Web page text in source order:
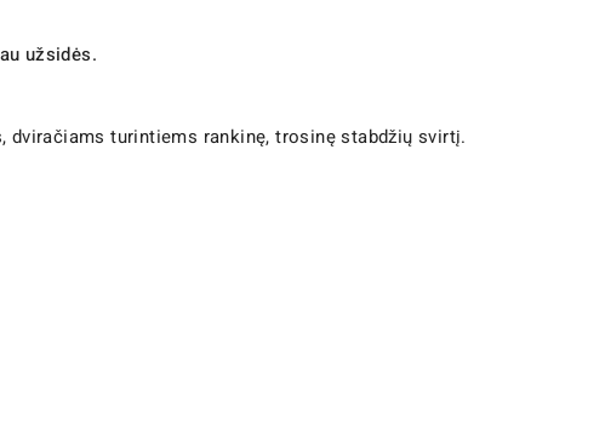
užsidės.
turintiems rankinę, trosinę stabdžių svirtį.